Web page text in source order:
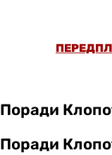
Поради
Поради